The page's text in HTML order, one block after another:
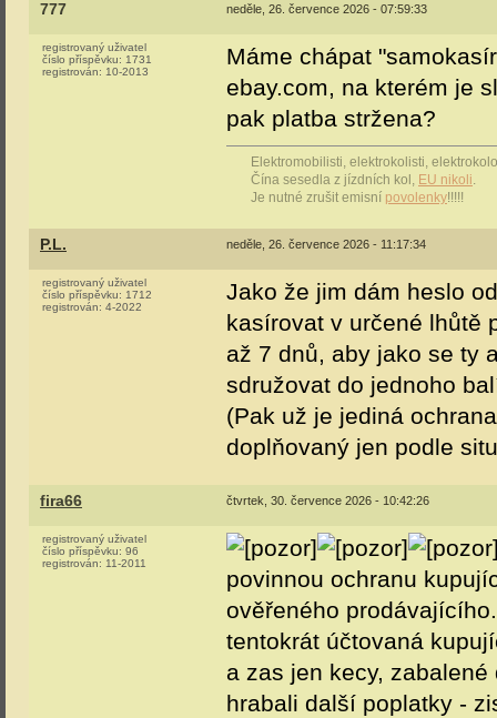
777 neděle, 26. července 2026 - 07:59:33
registrovaný uživatel
číslo příspěvku: 1731
registrován: 10-2013
Máme chápat
ebay.com, na kterém je
pak platba stržena?
Elektromobilisti, elektrokolisti,
Čína sesedla z jízdních kol, EU nikoli.
Je nutné zrušit emisní povolenky!!!!!
P.L. neděle, 26. července 2026 - 11:17:34
registrovaný uživatel
číslo příspěvku: 1712
registrován: 4-2022
Jako že jim dám heslo
kasírovat v určené lhůtě
až 7 dnů, aby jako se ty
sdružovat do jednoho
(Pak už je jediná
doplňovaný jen podle
fira66 čtvrtek, 30. července 2026 - 10:42:26
registrovaný uživatel
číslo příspěvku: 96
registrován: 11-2011
povinnou ochranu
ověřeného
tentokrát účtovaná
a zas jen kecy,
hrabali další poplatky -